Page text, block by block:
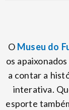
O Museu do
os
a contar a
interativa.
esporte